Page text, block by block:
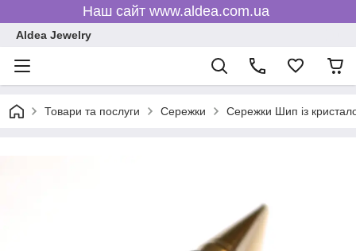
Наш сайт www.aldea.com.ua
Aldea Jewelry
Товари та послуги Сережки Сережки Шип із